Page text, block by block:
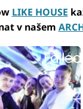
LIKE HOUSE
v našem